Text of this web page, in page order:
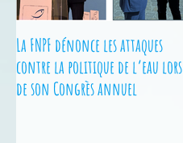
La FNPF dénonce les attaques
contre la politique de l’eau lors
de son Congrès annuel